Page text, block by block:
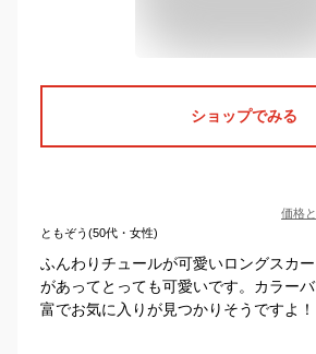
ショップでみる
価格
ともぞう(50代・女性)
ふんわりチュールが可愛いロングスカ
があってとっても可愛いです。カラー
富でお気に入りが見つかりそうですよ！